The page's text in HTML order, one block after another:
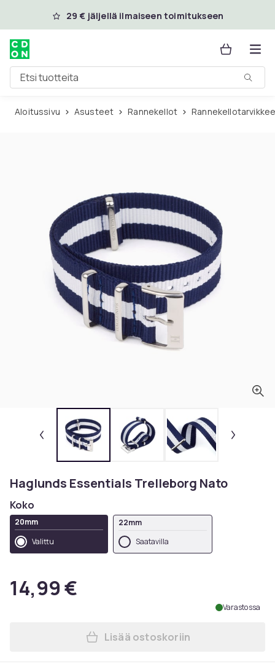
Ohita ja siirry pääsisältöön
29 € jäljellä ilmaiseen toimitukseen
Etsi tuotteita
Aloitussivu Asusteet Rannekellot
Haglunds Essentials Trelleborg Nato
Koko
20mm
Valittu
22mm
Saatavilla
14,99 €
Varastossa
Lisää Haglunds Essentials
Lisää ostoskoriin